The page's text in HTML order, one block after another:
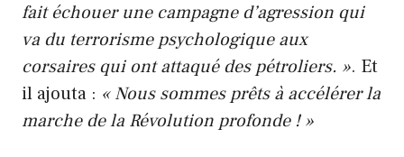
fait échouer une campagne d’agression qui
va du terrorisme psychologique aux
corsaires qui ont attaqué des pétroliers. ». Et
il ajouta : « Nous sommes prêts à accélérer la
marche de la Révolution profonde ! »